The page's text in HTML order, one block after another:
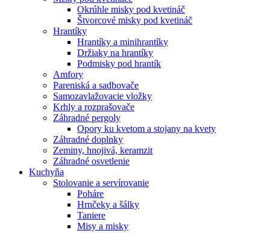
Okrúhle misky pod kvetináč
Štvorcové misky pod kvetináč
Hrantíky
Hrantíky a minihrantíky
Držiaky na hrantíky
Podmisky pod hrantík
Amfory
Pareniská a sadbovače
Samozavlažovacie vložky
Krhly a rozprašovače
Záhradné pergoly
Opory ku kvetom a stojany na kvety
Záhradné doplnky
Zeminy, hnojivá, keramzit
Záhradné osvetlenie
Kuchyňa
Stolovanie a servírovanie
Poháre
Hrnčeky a šálky
Taniere
Misy a misky